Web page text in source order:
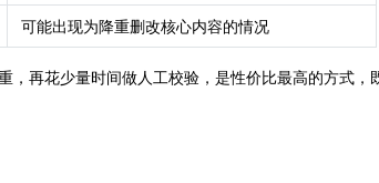
可能出现为降重删改核心内容的情况
，再花少量时间做人工校验，是性价比最高的方式，